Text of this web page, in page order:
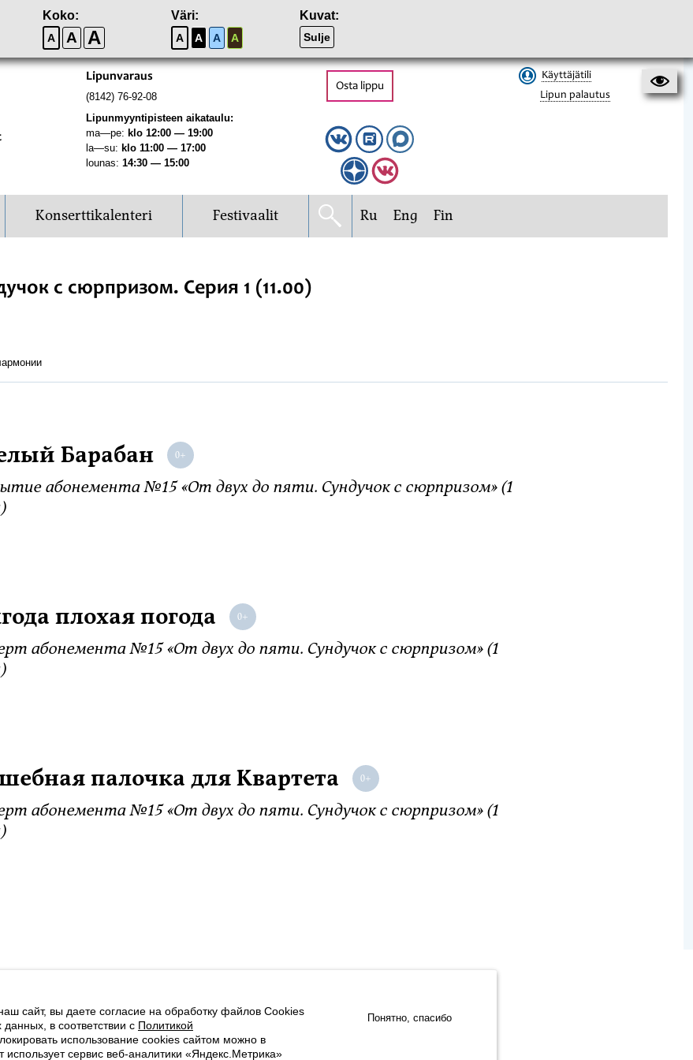
Koko:
A A A
Väri:
A A A A
Kuvat:
Sulje
Lipunvaraus
(8142) 76-92-08
Lipunmyyntipisteen aikataulu:
ma—pe: klo 12:00 — 19:00
la—su: klo 11:00 — 17:00
lounas: 14:30 — 15:00
Osta lippu
Käyttäjätili
Lipun palautus
Konserttikalenteri Festivaalit Ru Eng Fin
с сюрпризом. Серия 1 (11.00)
Барабан
абонемента №15 «От двух до пяти. Сундучок с сюрпризом» (1
плохая погода
абонемента №15 «От двух до пяти. Сундучок с сюрпризом» (1
палочка для Квартета
абонемента №15 «От двух до пяти. Сундучок с сюрпризом» (1
файлов Cookies и использование сервисов веб-аналитики «Яндекс.Метрика» компании ООО «ЯНДЕКС» (119021, Москва, ул. Льва
Luottokortilla maksaminen on saatavilla Sivuston kehittäminen:
сайт, вы даете согласие на обработку файлов Cookies
данных, в соответствии с Политикой
использование cookies сайтом можно в
использует сервис веб-аналитики «Яндекс.Метрика»
Понятно, спасибо